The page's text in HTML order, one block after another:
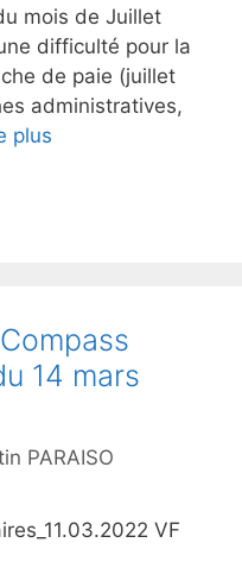
mois de Juillet
difficulté pour la
de paie (juillet
administratives,
plus
14 mars
PARAISO
VF